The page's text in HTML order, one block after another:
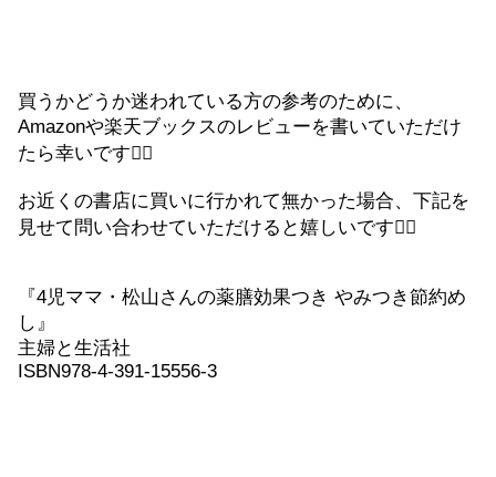
買うかどうか迷われている方の参考のために、
Amazonや楽天ブックスのレビューを書いていただけ
たら幸いです🙇‍♀️
お近くの書店に買いに行かれて無かった場合、下記を
見せて問い合わせていただけると嬉しいです🙇‍♀️
『4児ママ・松山さんの薬膳効果つき やみつき節約め
し』
主婦と生活社
ISBN978-4-391-15556-3